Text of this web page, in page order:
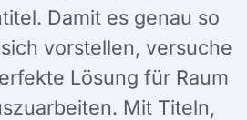
Damit es genau so
vorstellen, versuche
Lösung für Raum
Mit Titeln,